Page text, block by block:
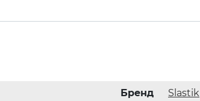
Бренд
Slastik